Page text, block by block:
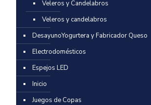
Veleros y Candelabros
Veleros y candelabros
DesayunoYogurtera y Fabricador Queso
Electrodomésticos
Espejos LED
Inicio
Juegos de Copas